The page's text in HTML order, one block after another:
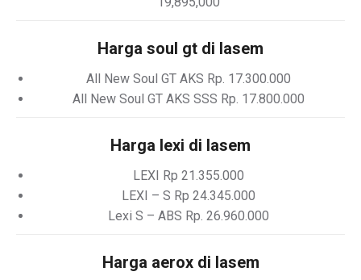
Harga soul gt di lasem
All New Soul GT AKS Rp. 17.300.000
All New Soul GT AKS SSS Rp. 17.800.000
Harga lexi di lasem
LEXI Rp 21.355.000
LEXI – S Rp 24.345.000
Lexi S – ABS Rp. 26.960.000
Harga aerox di lasem